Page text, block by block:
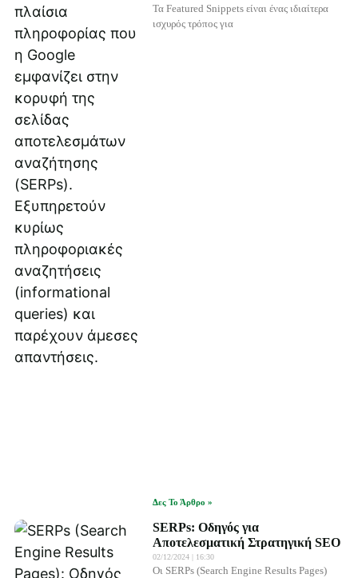
Τα Featured Snippets είναι ένας ιδιαίτερα
ισχυρός τρόπος για
Δες Το Άρθρο »
SERPs: Οδηγός για
Αποτελεσματική Στρατηγική SEO
02/12/2024 16:30
Οι SERPs (Search Engine Results Pages)